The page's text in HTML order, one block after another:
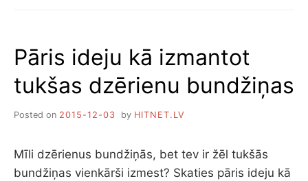
Pāris ideju kā izmantot
tukšas dzērienu bundžiņas
Posted on 2015-12-03 by HITNET.LV
Mīli dzērienus bundžiņās, bet tev ir žēl tukšās
bundžiņas vienkārši izmest? Skaties pāris ideju kā